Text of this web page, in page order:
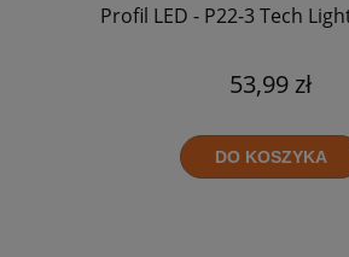
Profil LED - P22-3 Tech
53,99 zł
DO KOSZYKA